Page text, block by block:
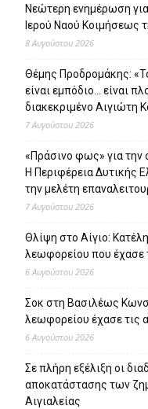
Νεώτερη ενημέρωση
Ιερού Ναού Κοιμήσεως
8 Αυγούστου 2026
Θέμης Προδρομάκης:
είναι εμπόδιο… είναι
διακεκριμένο Αιγιώτη
7 Αυγούστου 2026
«Πράσινο φως» για την
Η Περιφέρεια Δυτικής
την μελέτη
7 Αυγούστου 2026
Θλίψη στο Αίγιο:
λεωφορείου που έχασε
6 Αυγούστου 2026
Σοκ στη Βασιλέως
λεωφορείου έχασε τις
6 Αυγούστου 2026
Σε πλήρη εξέλιξη οι
αποκατάστασης των
Αιγιαλείας